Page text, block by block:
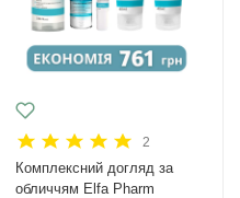
2
Комплексний догляд за
обличчям Elfa Pharm